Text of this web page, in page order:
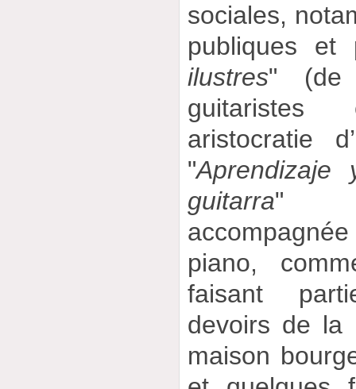
sociales,
publiques
ilustres" (de
aristocratie
"
guitarra"
piano,
faisant
devoirs de la
maison